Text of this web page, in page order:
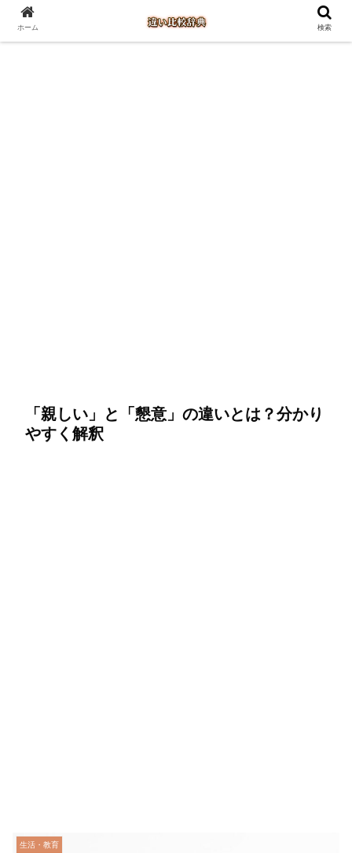
「親しい」と「懇意」の違いとは？分かり
やすく解釈
生活・教育
ホーム 検索